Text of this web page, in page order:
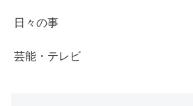
日々の事
芸能・テレビ